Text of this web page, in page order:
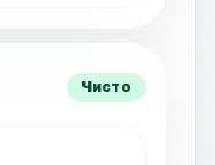
Чисто